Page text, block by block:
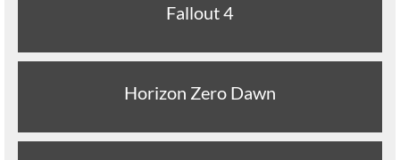
Fallout 4
Horizon Zero Dawn